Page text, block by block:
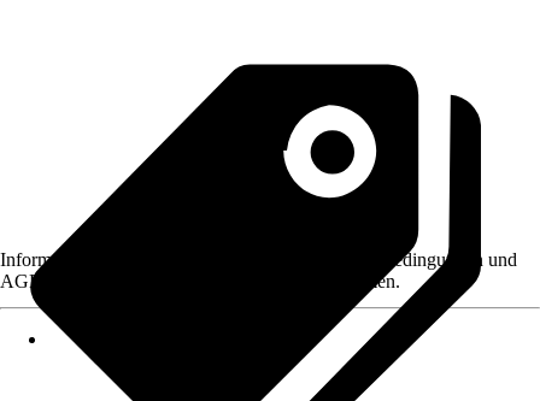
Informationen des Verkäufers, wie z. B. Rückgabebedingungen und
AGB, finden Sie bei Klick auf den Verkäufernamen.